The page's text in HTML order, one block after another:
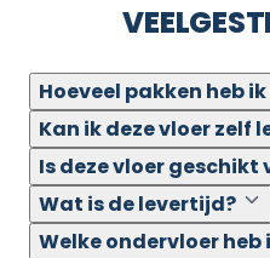
Hoeveel pakken heb
Kan ik deze vloer zelf
Is deze vloer
Wat is de levertijd?
Welke ondervloer heb